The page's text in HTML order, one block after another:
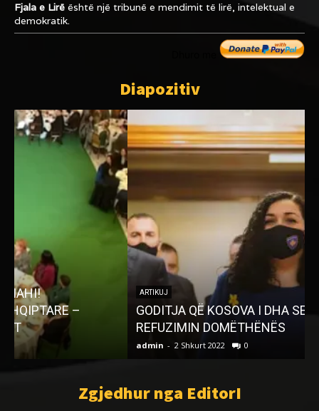
Fjala e Lirë është një tribunë e mendimit të lirë, intelektual e
demokratik.
Diapozitiv
ARTIKUJ
GODITJA QË KOSOVA I DHA SERBISË, ME
REFUZIMIN DOMËTHËNËS
admin
Zgjedhur nga EditorI